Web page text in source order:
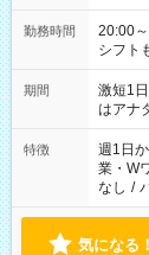
勤務時間
20:00～
シフト
期間
激短1
はアナ
特徴 週1日
業・W
なし /
気になる！